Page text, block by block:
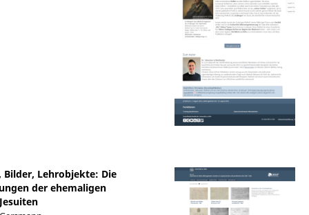
Bilder, Lehrobjekte: Die
der ehemaligen